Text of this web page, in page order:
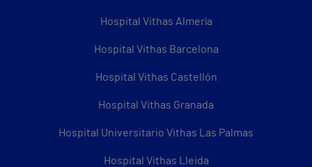
Hospital Vithas Almería
Hospital Vithas Barcelona
Hospital Vithas Castellón
Hospital Vithas Granada
Hospital Universitario Vithas Las Palmas
Hospital Vithas Lleida